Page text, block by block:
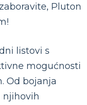
Pluton
listovi s
mogućnosti
Od bojanja
njihovih